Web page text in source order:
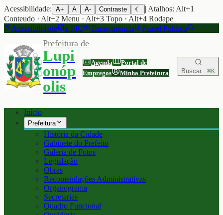
Acessibilidade: A+ A A- Contraste ☾
| Atalhos: Alt+1
Conteudo · Alt+2 Menu · Alt+3 Topo · Alt+4 Rodape
Acessibilidade
e-SIC Transparência Painel Público
Prefeitura de
Lupi
onóp
olis
Agenda
Portal de
Empregos
Minha Prefeitura Buscar...⌘K
Início
Prefeitura
História da Cidade
Gabinete do Prefeito
Galeria de Fotos
Legislação
Obras
Recomendações Administrativas
Organograma
Secretarias
Quadro Funcional